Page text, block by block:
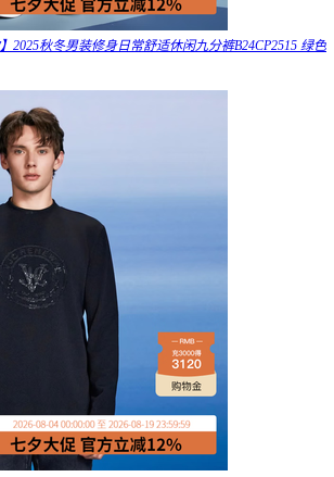
2025秋冬男装修身日常舒适休闲九分裤B24CP2515 绿色